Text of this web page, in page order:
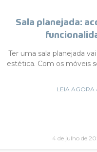
Sala planejada:
Ter uma sala planejada
estética. Com os móveis
LEIA AGORA
4 de julho de